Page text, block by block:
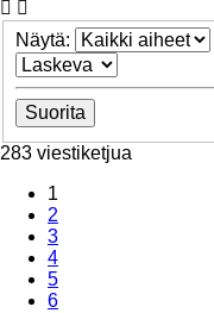
Näytä:
283 viestiketjua
1
2
3
4
5
6